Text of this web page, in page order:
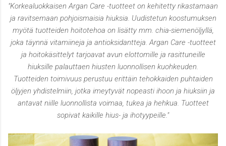
"Korkealuokkaisen Argan Care -tuotteet on kehitetty rikastamaan
ja ravitsemaan pohjoismaisia hiuksia. Uudistetun koostumuksen
myötä tuotteiden hoitotehoa on lisätty mm. chia-siemenöljyllä,
joka täynnä vitamiineja ja antioksidantteja. Argan Care -tuotteet
ja hoitokäsittelyt tarjoavat avun elottomille ja rasittuneille
hiuksille palauttaen hiusten luonnollisen kuohkeuden.
Tuotteiden toimivuus perustuu erittäin tehokkaiden puhtaiden
öljyjen yhdistelmiin, jotka imeytyvät nopeasti ihoon ja hiuksiin ja
antavat niille luonnollista voimaa, tukea ja hehkua. Tuotteet
sopivat kaikille hius- ja ihotyypeille."